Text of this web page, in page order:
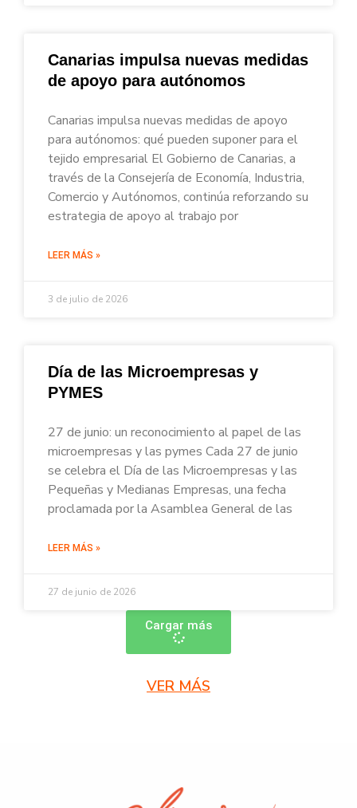
Canarias impulsa nuevas medidas
de apoyo para autónomos
Canarias impulsa nuevas medidas de apoyo
para autónomos: qué pueden suponer para el
tejido empresarial El Gobierno de Canarias, a
través de la Consejería de Economía, Industria,
Comercio y Autónomos, continúa reforzando su
estrategia de apoyo al trabajo por
LEER MÁS »
3 de julio de 2026
Día de las Microempresas y
PYMES
27 de junio: un reconocimiento al papel de las
microempresas y las pymes Cada 27 de junio
se celebra el Día de las Microempresas y las
Pequeñas y Medianas Empresas, una fecha
proclamada por la Asamblea General de las
LEER MÁS »
27 de junio de 2026
Cargar más
VER MÁS